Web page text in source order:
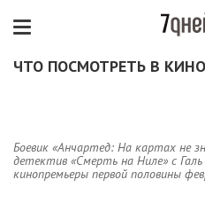
ЧТО ПОСМОТРЕТЬ В
Боевик «Анчартед: На картах не
детектив «Смерть на Ниле» с
кинопремьеры первой половины